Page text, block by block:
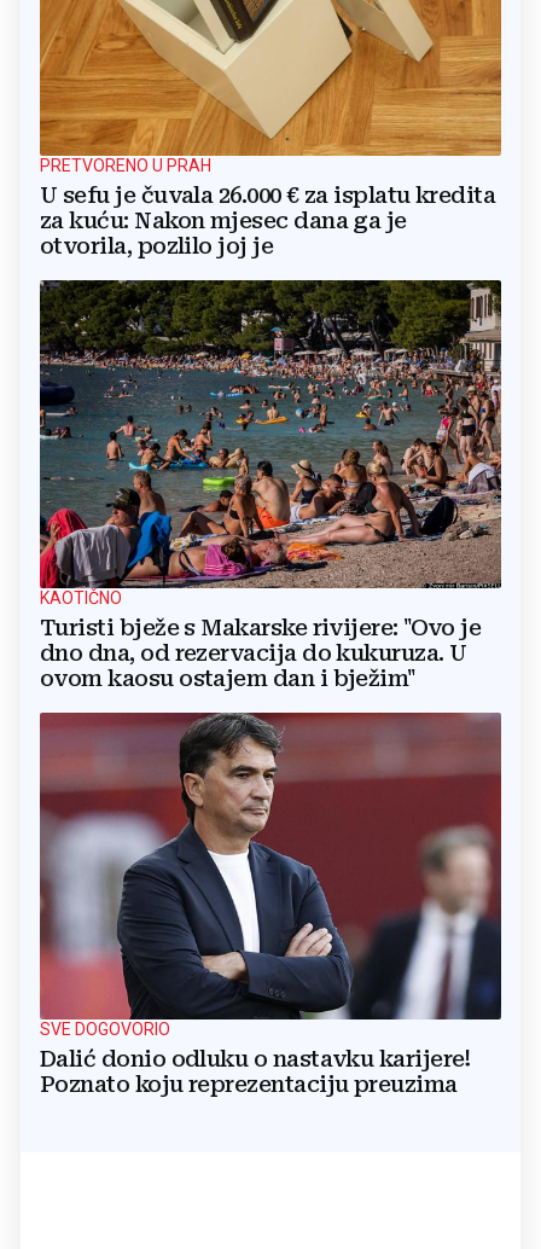
PRETVORENO U PRAH
U sefu je čuvala 26.000 € za isplatu kredita
za kuću: Nakon mjesec dana ga je
otvorila, pozlilo joj je
KAOTIČNO
Turisti bježe s Makarske rivijere: "Ovo je
dno dna, od rezervacija do kukuruza. U
ovom kaosu ostajem dan i bježim"
SVE DOGOVORIO
Dalić donio odluku o nastavku karijere!
Poznato koju reprezentaciju preuzima